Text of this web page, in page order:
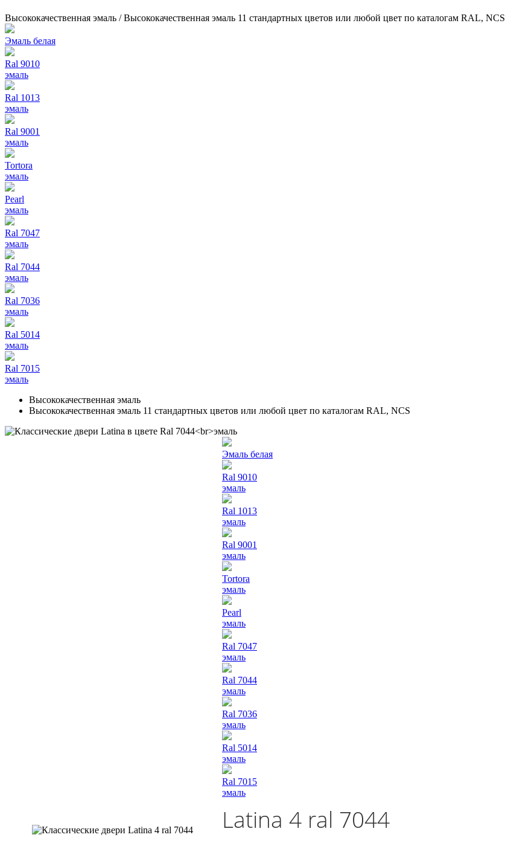
Высококачественная эмаль / Высококачественная эмаль 11 стандартных цветов или любой цвет по каталогам RAL, NCS
Эмаль белая
Ral 9010
эмаль
Ral 1013
эмаль
Ral 9001
эмаль
Tortora
эмаль
Pearl
эмаль
Ral 7047
эмаль
Ral 7044
эмаль
Ral 7036
эмаль
Ral 5014
эмаль
Ral 7015
эмаль
Высококачественная эмаль
Высококачественная эмаль 11 стандартных цветов или любой цвет по каталогам RAL, NCS
Эмаль белая
Ral 9010
эмаль
Ral 1013
эмаль
Ral 9001
эмаль
Tortora
эмаль
Pearl
эмаль
Ral 7047
эмаль
Ral 7044
эмаль
Ral 7036
эмаль
Ral 5014
эмаль
Ral 7015
эмаль
Latina 4 ral 7044